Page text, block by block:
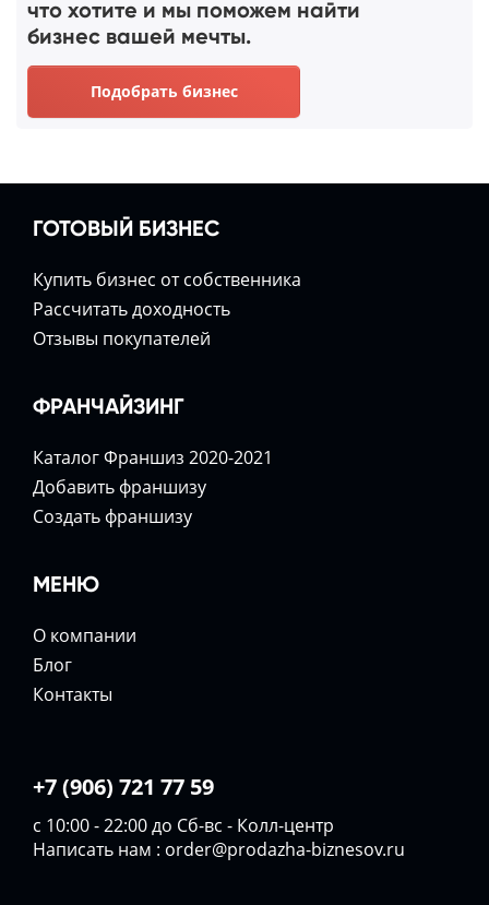
что хотите и мы поможем найти
бизнес вашей мечты.
Подобрать бизнес
ГОТОВЫЙ БИЗНЕС
Купить бизнес от собственника
Расcчитать доходность
Отзывы покупателей
ФРАНЧАЙЗИНГ
Каталог Франшиз 2020-2021
Добавить франшизу
Создать франшизу
МЕНЮ
О компании
Блог
Контакты
+7 (906) 721 77 59
с 10:00 - 22:00 до Сб-вс - Колл-центр
Написать нам : order@prodazha-biznesov.ru